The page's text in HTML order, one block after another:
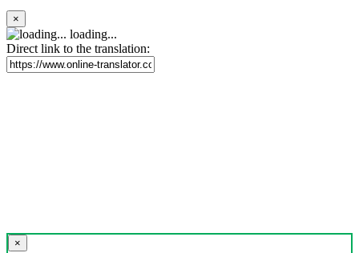
×
loading...
Direct link to the translation:
×